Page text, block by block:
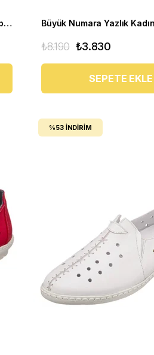
Rahat Büyük Numara Kadın Ayakkabı PR 4411 Siyah
₺3.830
₺8.190
SEPETE EKLE
%53 İNDIRIM